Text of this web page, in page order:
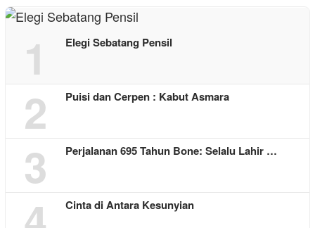
1 Elegi Sebatang Pensil
2 Puisi dan Cerpen : Kabut Asmara
3 Perjalanan 695 Tahun Bone: Selalu Lahir …
Cinta di Antara Kesunyian